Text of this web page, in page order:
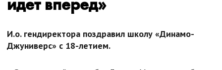
И.о. гендиректора поздравил школу «Динамо-
Джуниверс» с 18-летием.